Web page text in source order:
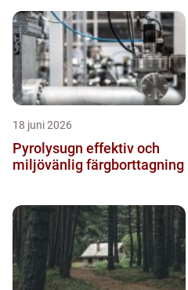
18 juni 2026
Pyrolysugn effektiv och
miljövänlig färgborttagning